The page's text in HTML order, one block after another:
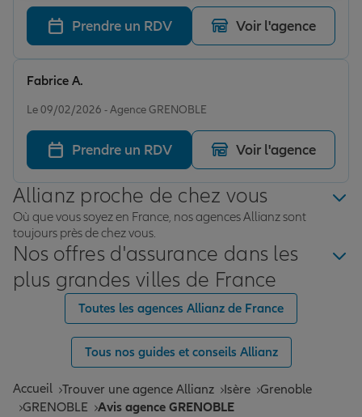
Prendre un RDV Voir l'agence
Le 09/02/2026 - Agence GRENOBLE
Fabrice A.
Prendre un RDV Voir l'agence
Allianz proche de chez vous
Où que vous soyez en France, nos agences Allianz sont
toujours près de chez vous.
Nos offres d'assurance dans les
plus grandes villes de France
Toutes les agences Allianz de France
Tous nos guides et conseils Allianz
Accueil Trouver une agence Allianz Isère Grenoble
GRENOBLE
Avis agence GRENOBLE